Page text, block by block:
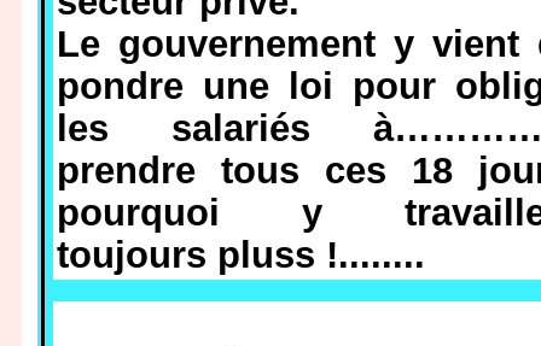
Le gouvernement y vient
pondre une loi pour
les salariés
prendre tous ces 18
pourquoi y
toujours pluss !........